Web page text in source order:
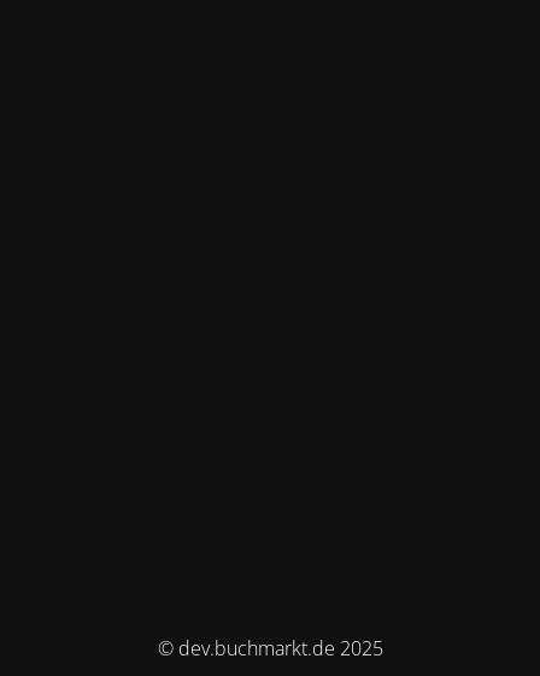
© dev.buchmarkt.de 2025